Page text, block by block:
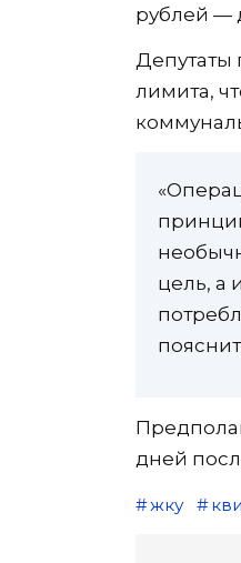
рублей —
Депутаты
лимита,
цель, а
дней
жку